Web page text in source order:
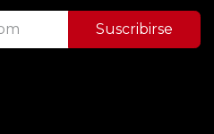
Suscribirse